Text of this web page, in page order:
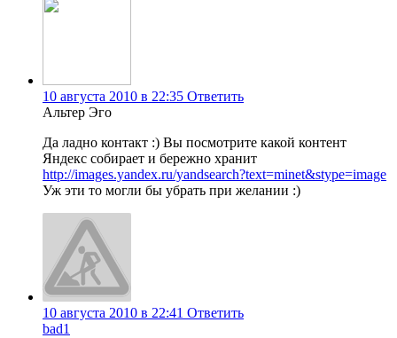
10 августа 2010 в 22:35 Ответить
Альтер Эго
Да ладно контакт :) Вы посмотрите какой контент
Яндекс собирает и бережно хранит
http://images.yandex.ru/yandsearch?text=minet&stype=image
Уж эти то могли бы убрать при желании :)
10 августа 2010 в 22:41 Ответить
bad1